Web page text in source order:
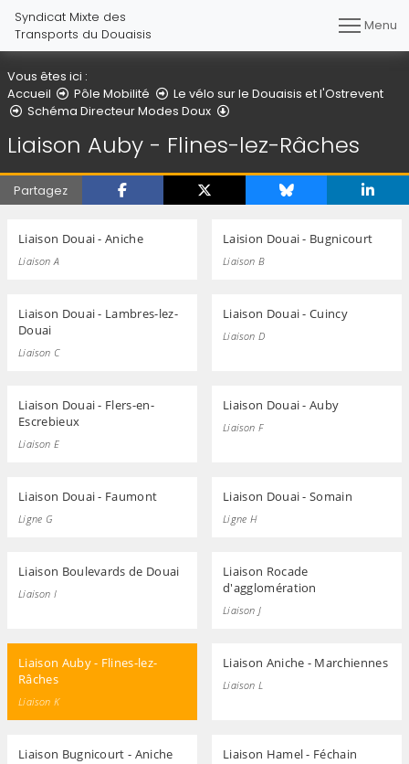
Syndicat Mixte des
Transports du Douaisis
Menu
Vous êtes ici :
Accueil
Pôle Mobilité
Le vélo sur le Douaisis et l'Ostrevent
Schéma Directeur Modes Doux
Liaison Auby - Flines-lez-Râches
Partagez
Liaison Douai - Aniche
Liaison A
Laision Douai - Bugnicourt
Liaison B
Liaison Douai - Lambres-lez-
Douai
Liaison C
Liaison Douai - Cuincy
Liaison D
Liaison Douai - Flers-en-
Escrebieux
Liaison E
Liaison Douai - Auby
Liaison F
Liaison Douai - Faumont
Ligne G
Liaison Douai - Somain
Ligne H
Liaison Boulevards de Douai
Liaison I
Liaison Rocade
d'agglomération
Liaison J
Liaison Auby - Flines-lez-
Râches
Liaison K
Liaison Aniche - Marchiennes
Liaison L
Liaison Bugnicourt - Aniche Liaison Hamel - Féchain